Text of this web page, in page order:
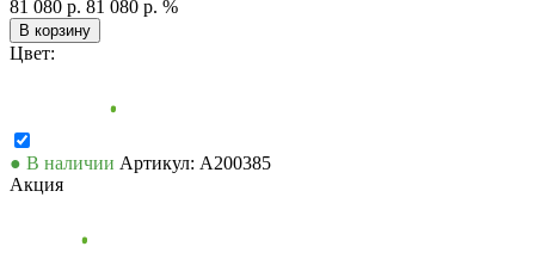
81 080 р. 81 080 р. %
В корзину
Цвет:
● В наличии Артикул: А200385
Акция